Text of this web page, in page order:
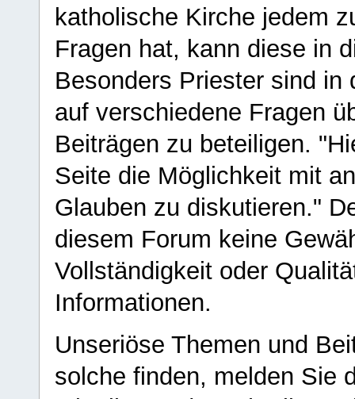
katholische Kirche jedem
Fragen hat, kann diese in
Besonders Priester sind in
auf verschiedene Fragen
Beiträgen zu beteiligen.
Seite die Möglichkeit mit
Glauben zu diskutieren."
diesem Forum keine
Vollständigkeit oder
Informationen.
Unseriöse Themen und
solche finden, melden Sie